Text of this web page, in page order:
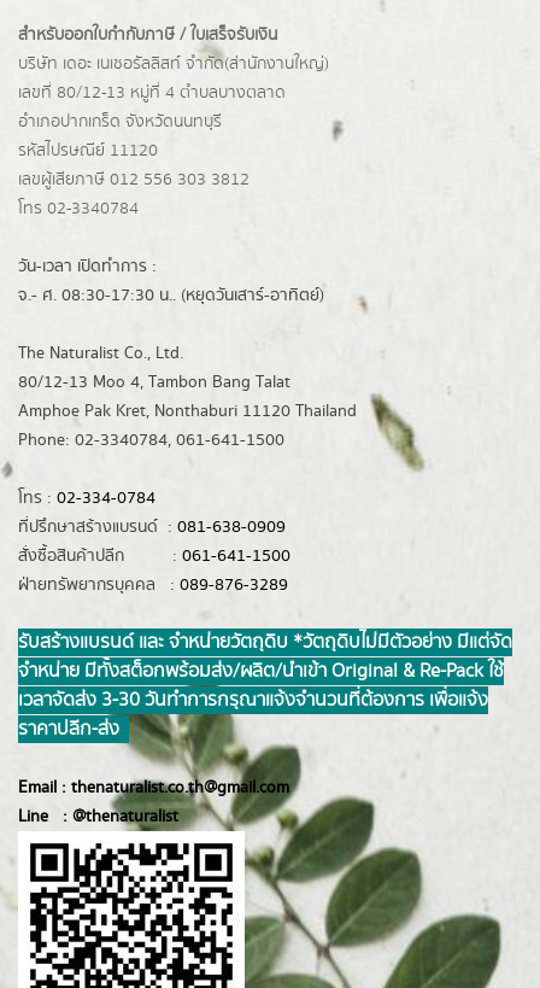
สำหรับออกใบกำกับภาษี / ใบเสร็จรับเงิน
บริษัท เดอะ เนเชอรัลลิสท์ จำกัด(ส่านักงานใหญ่)
เลขที่ 80/12-13 หมู่ที่ 4 ตำบลบางตลาด
อำเภอปากเกร็ด จังหวัดนนทบุรี
รหัสไปรษณีย์ 11120
เลขผู้เสียภาษี 012 556 303 3812
โทร 02-3340784
วัน-เวลา เปิดทำการ :
จ.- ศ. 08:30-17:30 น.. (หยุดวันเสาร์-อาทิตย์)
The Naturalist Co., Ltd.
80/12-13 Moo 4, Tambon Bang Talat
Amphoe Pak Kret, Nonthaburi 11120 Thailand
Phone: 02-3340784, 061-641-1500
โทร : 02-334-0784
ที่ปรึกษาสร้างแบรนด์ : 081-638-0909
สั่งซื้อสินค้าปลีก : 061-641-1500
ฝ่ายทรัพยากรบุคคล : 089-876-3289
รับสร้างแบรนด์ และ จำหน่ายวัตถุดิบ *วัตถุดิบไม่มีตัวอย่าง มีแต่จัด
จำหน่าย มีทั้งสต็อกพร้อมส่ง/ผลิต/นำเข้า Original & Re-Pack ใช้
เวลาจัดส่ง 3-30 วันทำการ กรุณาแจ้งจำนวนที่ต้องการ เพื่อแจ้ง
ราคาปลีก-ส่ง
Email : thenaturalist.co.th@gmail.com
Line : @thenaturalist